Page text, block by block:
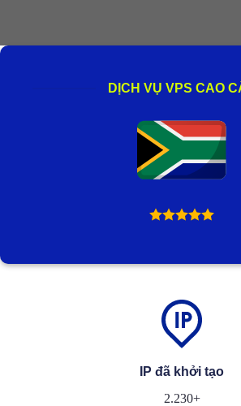
DỊCH VỤ VPS CAO
IP đã khởi tạo
2.230+